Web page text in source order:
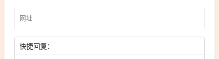
快捷回复：